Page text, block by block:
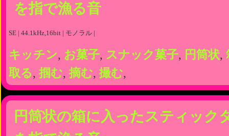
を指で漁る音
SE | 44.1kHz,16bit | モノラル |
キッチン, お菓子, スナック菓子, 円筒状,
取る, 掴む, 摘む, 撮む,
円筒状の箱に入ったスティック